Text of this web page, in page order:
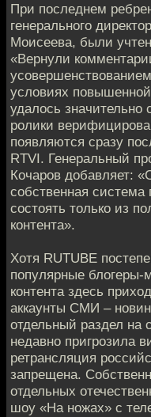
При последнем
генерального
Моисеева, были
«Вернули
условиях
удалось значительно
ролики
появляются сразу
RTVI. Генеральный
Кочаров добавляет:
собственная система
состоять только из
контента».
Хотя RUTUBE
популярные
контента здесь
аккаунты СМИ –
отдельный раздел на
недавно пригрозила
ретрансляция
запрещена.
отдельных
шоу «На ножах» с